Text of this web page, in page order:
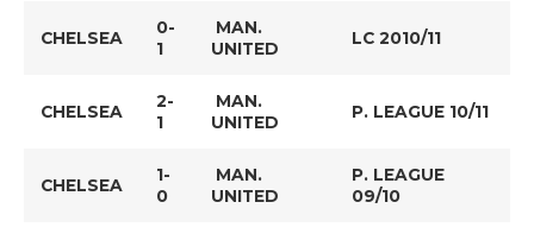
CHELSEA
0-
1
MAN.
UNITED
LC 2010/11
CHELSEA
2-
1
MAN.
UNITED
P. LEAGUE 10/11
CHELSEA
1-
0
MAN.
UNITED
P. LEAGUE
09/10